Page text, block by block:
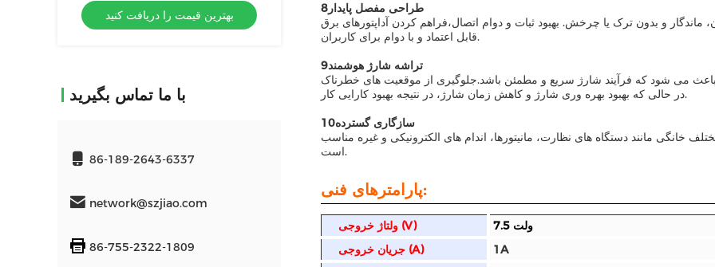
بهترین قیمت را دریافت کنید
با ما تماس بگیرید
86-189-2643-6337
network@szjiao.com
86-755-2322-1809
8طراحی مفصل پایدار
و بدون ترک یا چرخش. بهبود ثبات و دوام اتصال،فراهم کردن آداپتورهای برق
قابل اعتماد و با دوام برای کاربران.
9تراشه شارژ هوشمند
می شود که فرآیند شارژ سریع و مطمئن باشد.جلوگیری از موقعیت های خطرناک
در حالی که بهبود بهره وری شارژ و کاهش زمان شارژ، در نتیجه بهبود کارایی کار.
10سازگاری گسترده
خانگی مانند دستگاه های نظارت، مانیتورها، اندام های الکترونیکی و غیره مناسب
است.
پارامترهای فنی:
ولتاژ خروجی (V)
7.5 ولت
جریان خروجی (A)
1A